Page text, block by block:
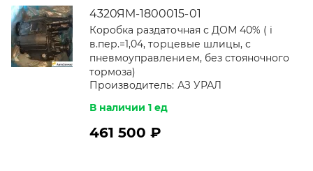
4320ЯМ-1800015-01
Коробка раздаточная с ДОМ 40% ( i
в.пер.=1,04, торцевые шлицы, с
пневмоуправлением, без стояночного
тормоза)
Производитель: АЗ УРАЛ
В наличии 1 ед
461 500 ₽